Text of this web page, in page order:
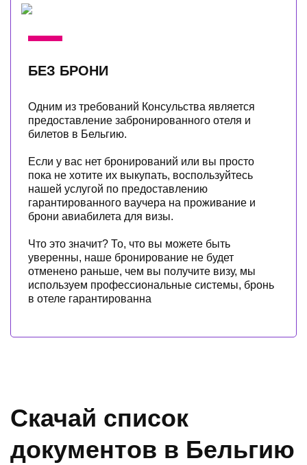
БЕЗ БРОНИ
Одним из требований Консульства является
предоставление забронированного отеля и
билетов в Бельгию.
Если у вас нет бронирований или вы просто
пока не хотите их выкупать, воспользуйтесь
нашей услугой по предоставлению
гарантированного ваучера на проживание и
брони авиабилета для визы.
Что это значит? То, что вы можете быть
уверенны, наше бронирование не будет
отменено раньше, чем вы получите визу, мы
используем профессиональные системы, бронь
в отеле гарантированна
Скачай список
документов в Бельгию